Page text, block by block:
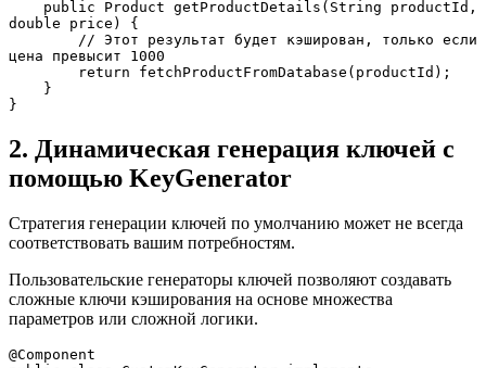
double price) {
цена превысит 1000
        return fetchProductFromDatabase(productId);
    }
}
2. Динамическая генерация ключей с
помощью KeyGenerator
Стратегия генерации ключей по умолчанию может не всегда
соответствовать вашим потребностям.
Пользовательские генераторы ключей позволяют создавать
сложные ключи кэширования на основе множества
параметров или сложной логики.
@Component